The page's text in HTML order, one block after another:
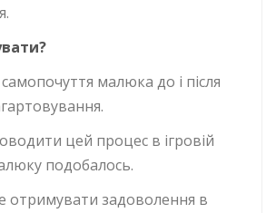
малюка до і після
цей процес в ігровій
подобалось.
отримувати задоволення в